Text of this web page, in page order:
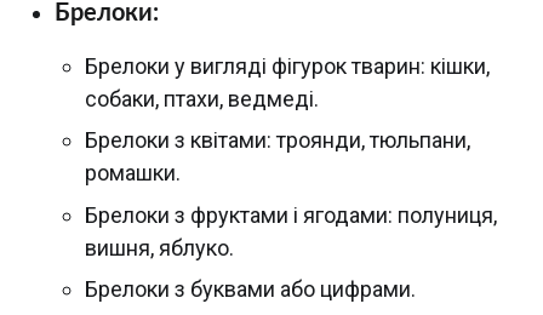
Брелоки:
Брелоки у вигляді фігурок тварин: кішки,
собаки, птахи, ведмеді.
Брелоки з квітами: троянди, тюльпани,
ромашки.
Брелоки з фруктами і ягодами: полуниця,
вишня, яблуко.
Брелоки з буквами або цифрами.